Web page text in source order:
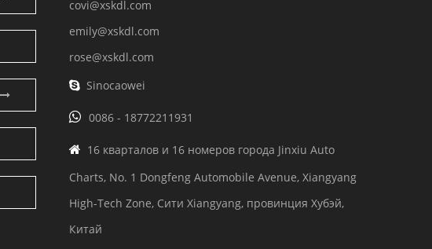
covi@xskdl.com
emily@xskdl.com
rose@xskdl.com
 Sinocaowei
 0086 - 18772211931
 16 кварталов и 16 номеров города Jinxiu Auto
Charts, No. 1 Dongfeng Automobile Avenue, Xiangyang
High-Tech Zone, Сити Xiangyang, провинция Хубэй,
Китай